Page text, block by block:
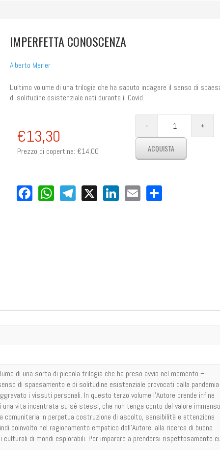
IMPERFETTA CONOSCENZA
Alberto Merler
L'ultimo volume di una trilogia che ha saputo indagare il senso di
di solitudine esistenziale nati durante il Covid.
€13,30
Prezzo di copertina: €14,00
Facebook
WhatsApp
Telegram
X LinkedIn
EmailShare
di una sorta di piccola trilogia che ha preso avvio nel momento –
di spaesamento e di solitudine esistenziale provocati dalla pandemia
i vissuti personali. In questo terzo volume l’Autore prende infine
una vita incentrata su sé stessi, che non tenga conto del valore immenso
comunitaria in perpetua costruzione di ascolto, sensibilità e attenzione
coinvolto nel ragionamento empatico dell’Autore, alla ricerca di buone
di mondi esplorabili. Per imparare a prendersi rispettosamente